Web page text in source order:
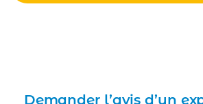
Demander l’avis d’un